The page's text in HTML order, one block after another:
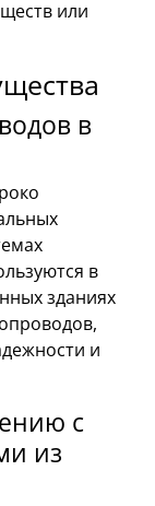
или
в
в
зданиях
и
с
из